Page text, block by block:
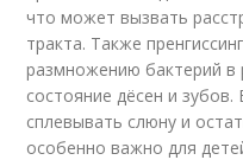
что может вызвать
тракта. Также
размножению бактерий в
состояние дёсен и
сплевывать слюну и
особенно важно для